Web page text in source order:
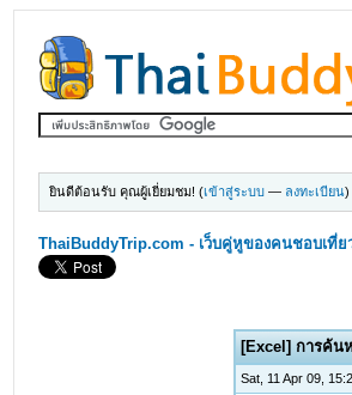
ยินดีต้อนรับ คุณผู้เยี่ยมชม! (เข้าสู่ระบบ — ลงทะเบียน)
ThaiBuddyTrip.com - เว็บคู่หูของคนชอบเที่ย
[Excel] การค้น
Sat, 11 Apr 09,